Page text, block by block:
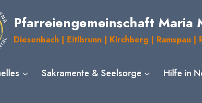
Pfarreiengemeinschaft
Diesenbach | Eitlbrunn | Kirchberg | Ramspau
Sakramente & Seelsorge Hilfe in